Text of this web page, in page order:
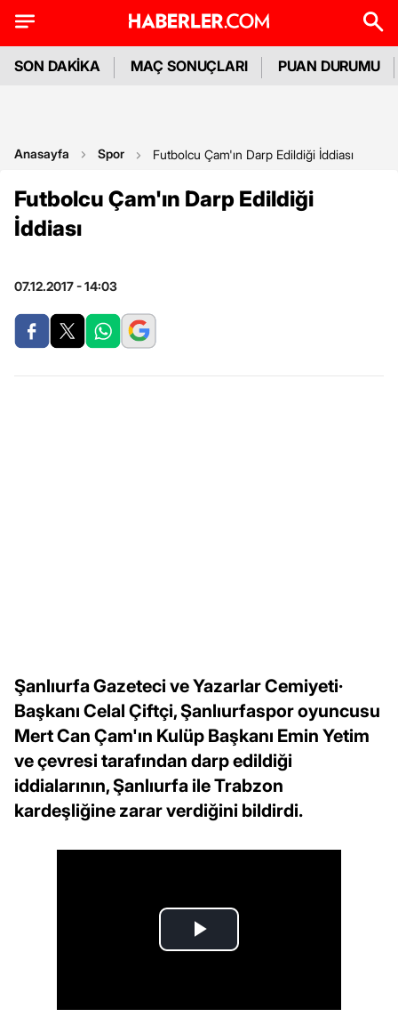
SON DAKİKA MAÇ SONUÇLARI PUAN DURUMU
Anasayfa Spor Futbolcu Çam'ın Darp Edildiği İddiası
Futbolcu Çam'ın Darp Edildiği
İddiası
07.12.2017 - 14:03
Şanlıurfa Gazeteci ve Yazarlar Cemiyeti·
Başkanı Celal Çiftçi, Şanlıurfaspor oyuncusu
Mert Can Çam'ın Kulüp Başkanı Emin Yetim
ve çevresi tarafından darp edildiği
iddialarının, Şanlıurfa ile Trabzon
kardeşliğine zarar verdiğini bildirdi.